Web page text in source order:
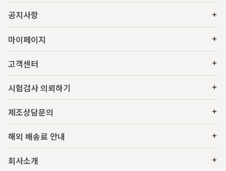
공지사항
마이페이지
고객센터
시험검사 의뢰하기
제조상담문의
해외 배송료 안내
회사소개